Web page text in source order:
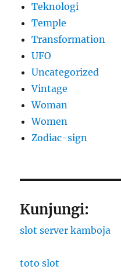
Teknologi
Temple
Transformation
UFO
Uncategorized
Vintage
Woman
Women
Zodiac-sign
Kunjungi:
slot server kamboja
toto slot